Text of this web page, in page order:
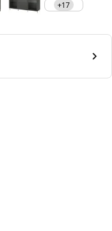
+17